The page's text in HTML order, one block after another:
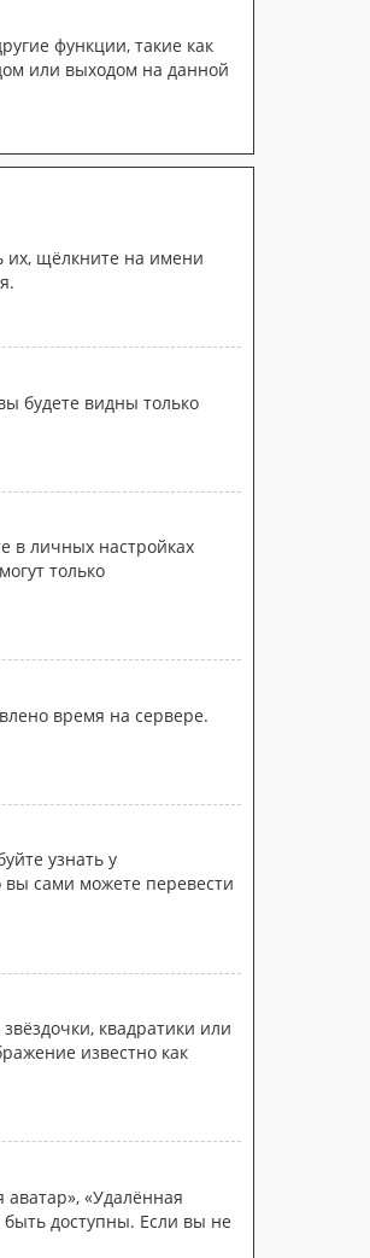
функции, такие как
или выходом на данной
их, щёлкните на имени
будете видны только
в личных настройках
только
время на сервере.
узнать у
вы сами можете перевести
квадратики или
известно как
«Удалённая
быть доступны. Если вы не